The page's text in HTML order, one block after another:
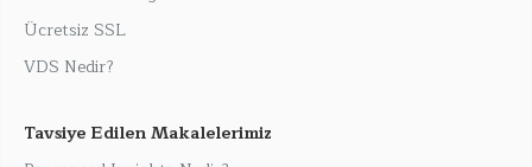
Ücretsiz SSL
VDS Nedir?
Tavsiye Edilen Makalelerimiz